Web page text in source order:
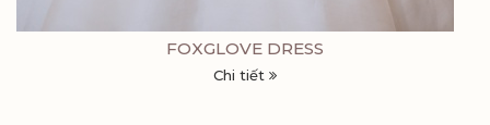
FOXGLOVE DRESS
Chi tiết